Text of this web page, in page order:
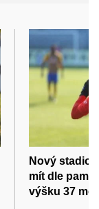
Nový
mít dle
výšku 37